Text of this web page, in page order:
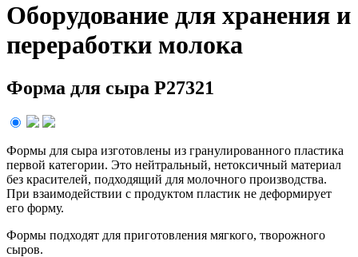
Оборудование для хранения и
переработки молока
Форма для сыра P27321
Формы для сыра изготовлены из гранулированного пластика
первой категории. Это нейтральный, нетоксичный материал
без красителей, подходящий для молочного производства.
При взаимодействии с продуктом пластик не деформирует
его форму.
Формы подходят для приготовления мягкого, творожного
сыров.